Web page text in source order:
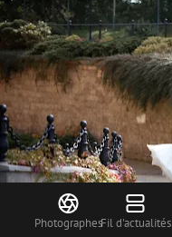
PhotographesFil d'actualités